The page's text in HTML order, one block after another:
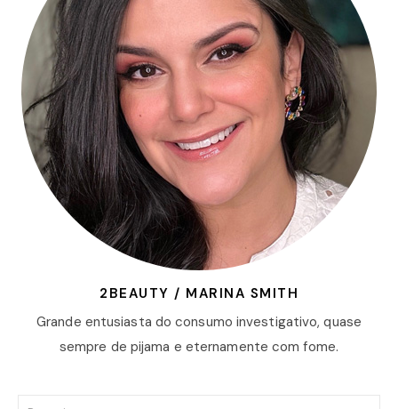
2BEAUTY / MARINA SMITH
Grande entusiasta do consumo investigativo, quase
sempre de pijama e eternamente com fome.